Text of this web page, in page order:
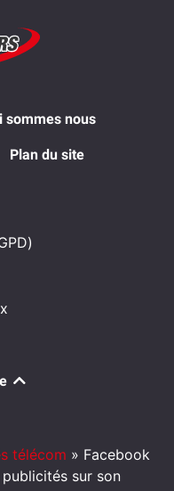
sommes nous
Plan du site
télécom » Facebook
publicités sur son